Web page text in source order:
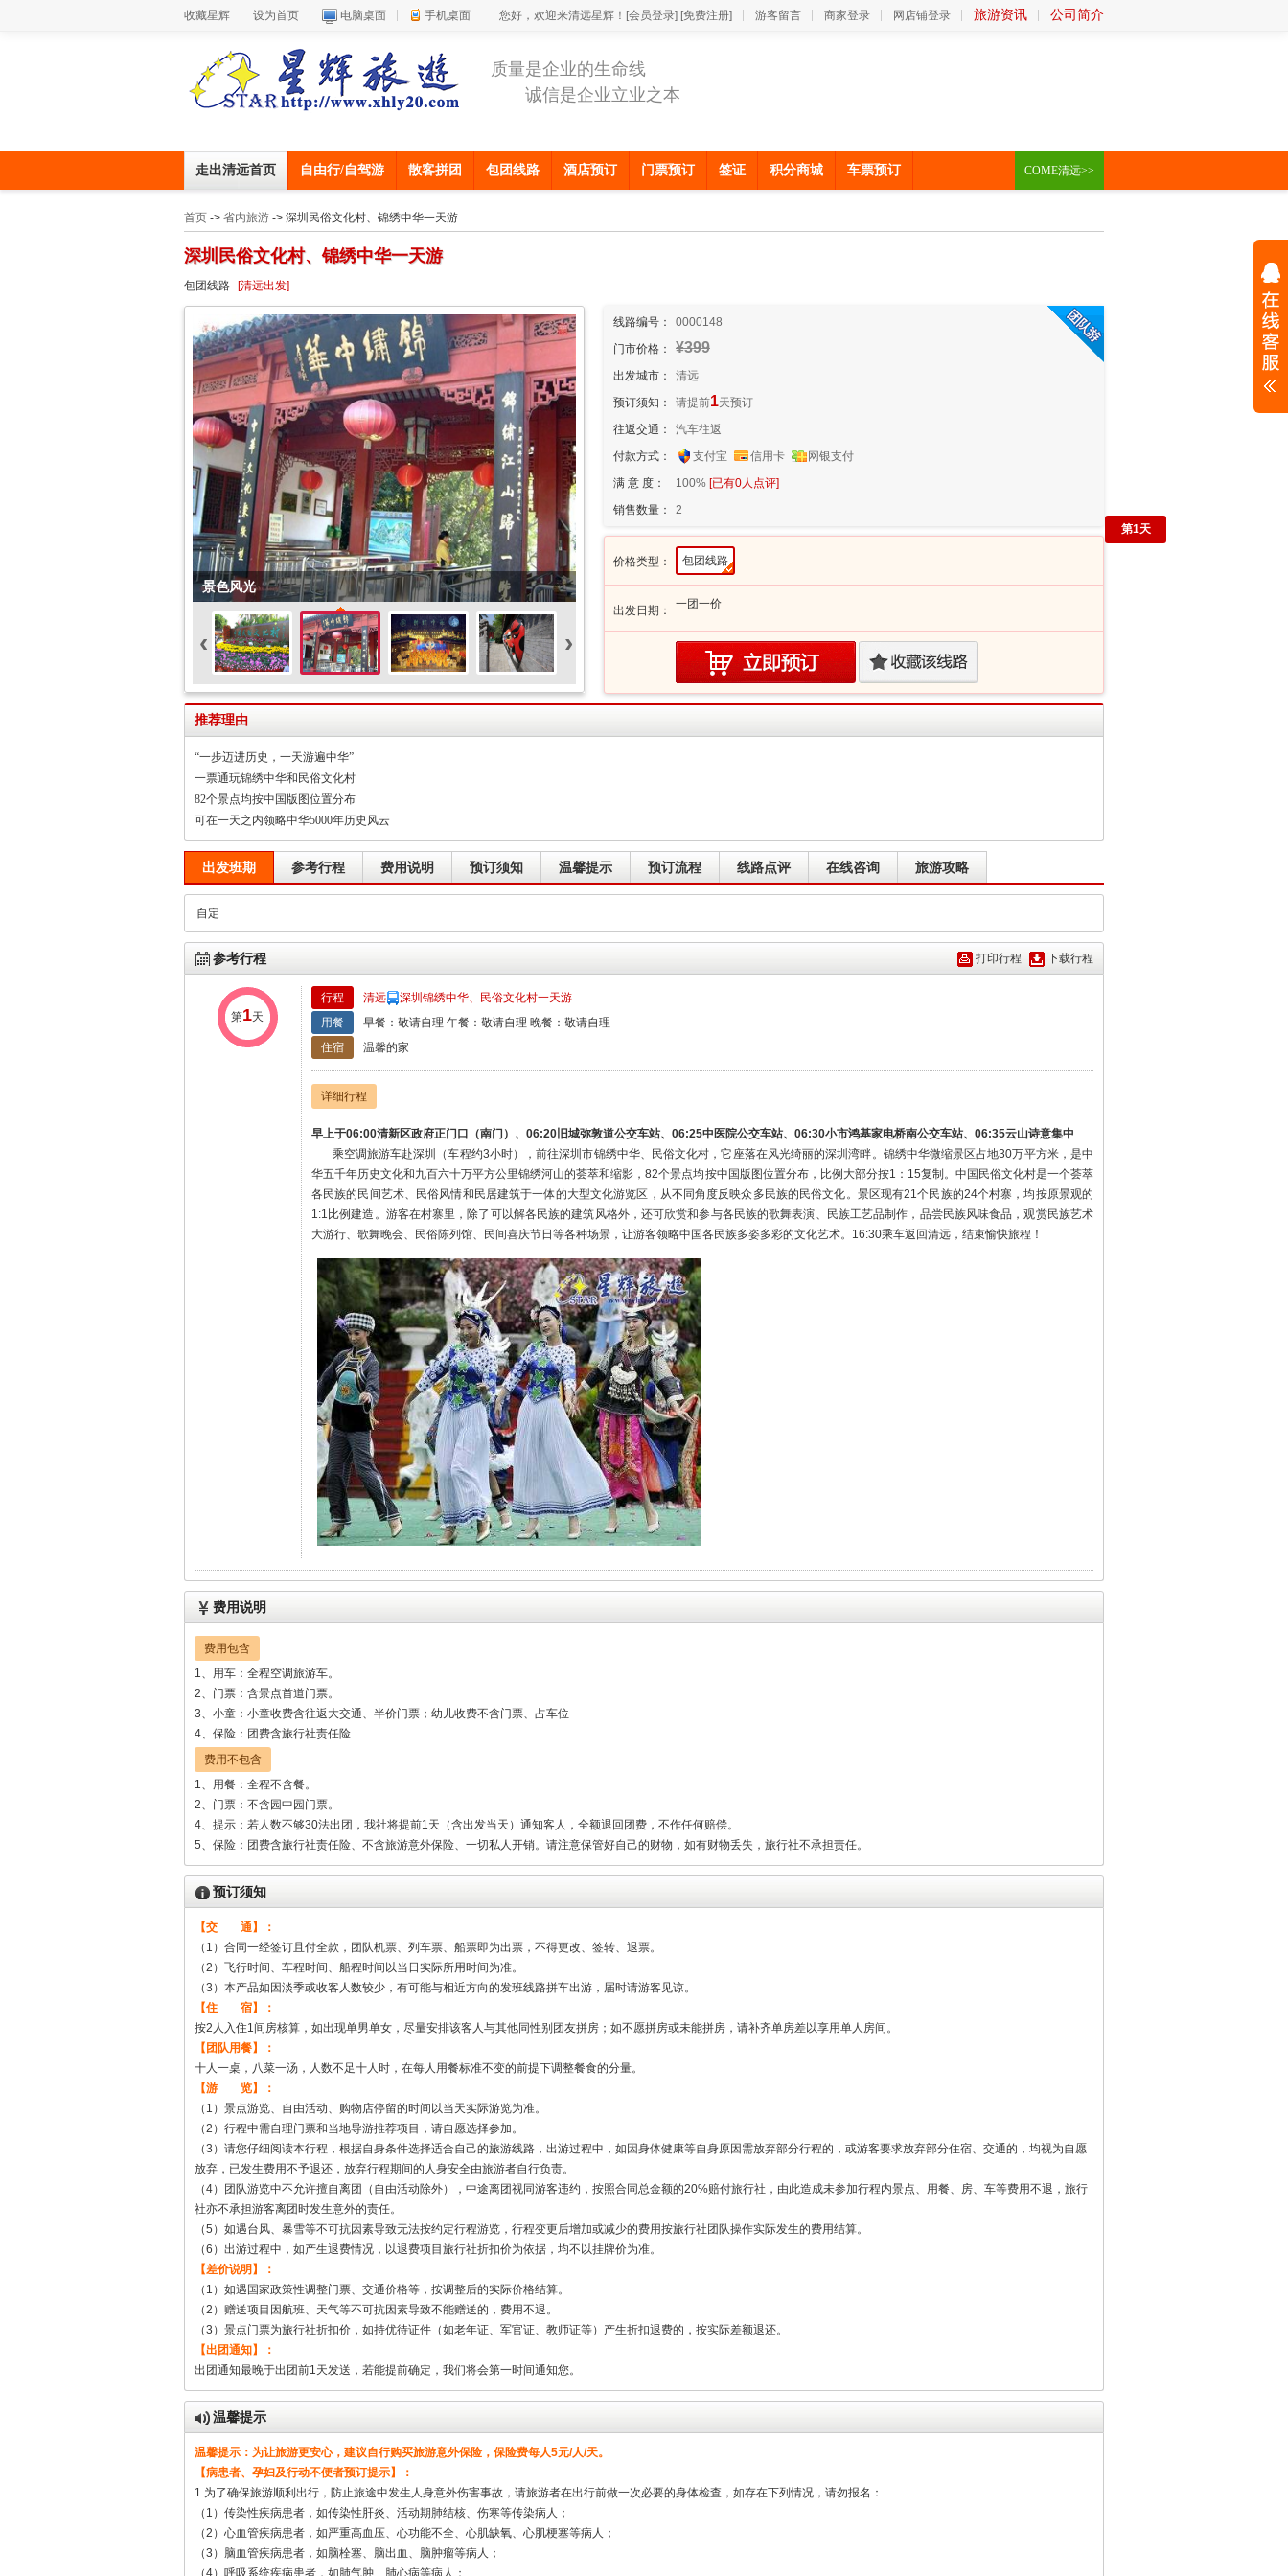
收藏星辉 设为首页 电脑桌面 手机桌面 您好，欢迎来清远星辉！ [会员登录] [免费注册] 游客留言 商家登录 网店铺登录 旅游资讯 公司简介
质量是企业的生命线
诚信是企业立业之本
走出清远首页 自由行/自驾游 散客拼团 包团线路 酒店预订 门票预订 签证 积分商城 车票预订 COME清远>>
首页 -> 省内旅游 -> 深圳民俗文化村、锦绣中华一天游
深圳民俗文化村、锦绣中华一天游
包团线路 [清远出发]
景色风光
‹ ›
线路编号：
0000148
门市价格：
¥399
出发城市：
清远
预订须知：
请提前1天预订
往返交通：
汽车往返
付款方式：
支付宝 信用卡
网银支付
满 意 度：
100% [已有0人点评]
销售数量：
2
价格类型： 包团线路
出发日期： 一团一价
推荐理由
“一步迈进历史，一天游遍中华”
一票通玩锦绣中华和民俗文化村
82个景点均按中国版图位置分布
可在一天之内领略中华5000年历史风云
出发班期 参考行程 费用说明 预订须知 温馨提示 预订流程 线路点评 在线咨询 旅游攻略
自定
打印行程 下载行程
参考行程
第1天
行程 清远
深圳锦绣中华、民俗文化村一天游
用餐
早餐：敬请自理 午餐：敬请自理 晚餐：敬请自理
住宿
温馨的家
详细行程
早上于06:00清新区政府正门口（南门）、06:20旧城弥敦道公交车站、06:25中医院公交车站、06:30小市鸿基家电桥南公交车站、06:35云山诗意集中
乘空调旅游车赴深圳（车程约3小时），前往深圳市锦绣中华、民俗文化村，它座落在风光绮丽的深圳湾畔。锦绣中华微缩景区占地30万平方米，是中
华五千年历史文化和九百六十万平方公里锦绣河山的荟萃和缩影，82个景点均按中国版图位置分布，比例大部分按1：15复制。中国民俗文化村是一个荟萃
各民族的民间艺术、民俗风情和民居建筑于一体的大型文化游览区，从不同角度反映众多民族的民俗文化。景区现有21个民族的24个村寨，均按原景观的
1:1比例建造。游客在村寨里，除了可以解各民族的建筑风格外，还可欣赏和参与各民族的歌舞表演、民族工艺品制作，品尝民族风味食品，观赏民族艺术
大游行、歌舞晚会、民俗陈列馆、民间喜庆节日等各种场景，让游客领略中国各民族多姿多彩的文化艺术。16:30乘车返回清远，结束愉快旅程！
费用说明
费用包含
1、用车：全程空调旅游车。
2、门票：含景点首道门票。
3、小童：小童收费含往返大交通、半价门票；幼儿收费不含门票、占车位
4、保险：团费含旅行社责任险
费用不包含
1、用餐：全程不含餐。
2、门票：不含园中园门票。
4、提示：若人数不够30法出团，我社将提前1天（含出发当天）通知客人，全额退回团费，不作任何赔偿。
5、保险：团费含旅行社责任险、不含旅游意外保险、一切私人开销。请注意保管好自己的财物，如有财物丢失，旅行社不承担责任。
预订须知
【交 通】：
（1）合同一经签订且付全款，团队机票、列车票、船票即为出票，不得更改、签转、退票。
（2）飞行时间、车程时间、船程时间以当日实际所用时间为准。
（3）本产品如因淡季或收客人数较少，有可能与相近方向的发班线路拼车出游，届时请游客见谅。
【住 宿】：
按2人入住1间房核算，如出现单男单女，尽量安排该客人与其他同性别团友拼房；如不愿拼房或未能拼房，请补齐单房差以享用单人房间。
【团队用餐】：
十人一桌，八菜一汤，人数不足十人时，在每人用餐标准不变的前提下调整餐食的分量。
【游 览】：
（1）景点游览、自由活动、购物店停留的时间以当天实际游览为准。
（2）行程中需自理门票和当地导游推荐项目，请自愿选择参加。
（3）请您仔细阅读本行程，根据自身条件选择适合自己的旅游线路，出游过程中，如因身体健康等自身原因需放弃部分行程的，或游客要求放弃部分住宿、交通的，均视为自愿
放弃，已发生费用不予退还，放弃行程期间的人身安全由旅游者自行负责。
（4）团队游览中不允许擅自离团（自由活动除外），中途离团视同游客违约，按照合同总金额的20%赔付旅行社，由此造成未参加行程内景点、用餐、房、车等费用不退，旅行
社亦不承担游客离团时发生意外的责任。
（5）如遇台风、暴雪等不可抗因素导致无法按约定行程游览，行程变更后增加或减少的费用按旅行社团队操作实际发生的费用结算。
（6）出游过程中，如产生退费情况，以退费项目旅行社折扣价为依据，均不以挂牌价为准。
【差价说明】：
（1）如遇国家政策性调整门票、交通价格等，按调整后的实际价格结算。
（2）赠送项目因航班、天气等不可抗因素导致不能赠送的，费用不退。
（3）景点门票为旅行社折扣价，如持优待证件（如老年证、军官证、教师证等）产生折扣退费的，按实际差额退还。
【出团通知】：
出团通知最晚于出团前1天发送，若能提前确定，我们将会第一时间通知您。
温馨提示
温馨提示：为让旅游更安心，建议自行购买旅游意外保险，保险费每人5元/人/天。
【病患者、孕妇及行动不便者预订提示】：
1.为了确保旅游顺利出行，防止旅途中发生人身意外伤害事故，请旅游者在出行前做一次必要的身体检查，如存在下列情况，请勿报名：
（1）传染性疾病患者，如传染性肝炎、活动期肺结核、伤寒等传染病人；
（2）心血管疾病患者，如严重高血压、心功能不全、心肌缺氧、心肌梗塞等病人；
（3）脑血管疾病患者，如脑栓塞、脑出血、脑肿瘤等病人；
第1天